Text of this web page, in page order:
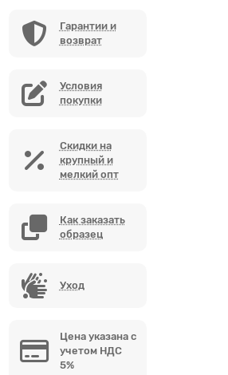
Гарантии и
возврат
Условия
покупки
Скидки на
крупный и
мелкий опт
Как заказать
образец
Уход
Цена указана с
учетом НДС
5%